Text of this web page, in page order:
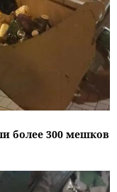
более 300 мешков